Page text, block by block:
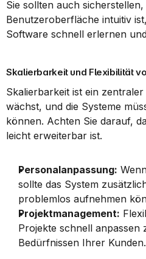
Sie sollten auch sicherstellen,
Benutzeroberfläche intuitiv
Software schnell erlernen
Skalierbarkeit und Flexibilität
Skalierbarkeit ist ein
wächst, und die Systeme
können. Achten Sie darauf,
leicht erweiterbar ist.
Personalanpassung:
sollte das System
problemlos aufnehmen
Projektmanagement:
Projekte schnell anpassen
Bedürfnissen Ihrer Kunden.